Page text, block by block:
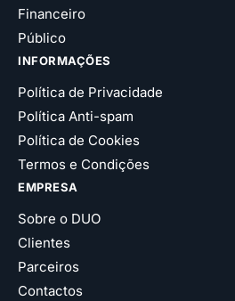
Financeiro
Público
INFORMAÇÕES
Política de Privacidade
Política Anti-spam
Política de Cookies
Termos e Condições
EMPRESA
Sobre o DUO
Clientes
Parceiros
Contactos